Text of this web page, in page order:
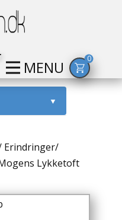
MENU 0
▼
Erindringer/
Lykketoft